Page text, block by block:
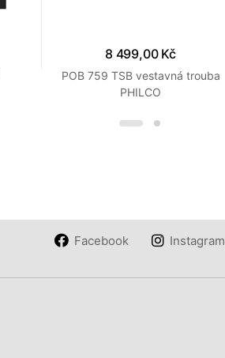
8 499,00 Kč
POB 759 TSB vestavná trouba
PHILCO
Facebook Instagram